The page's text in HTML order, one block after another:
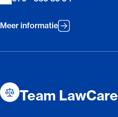
Meer informatie
Team LawCare